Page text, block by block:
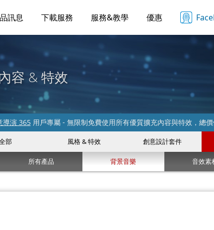
訊息 下載服務 服務&教學 優惠
容 & 特效
導演 365用戶專屬 - 無限制免費使用所有優質擴充內容與特效，總
部 風格 & 特效 創意設計套件
所有產品 背景音樂 音效素